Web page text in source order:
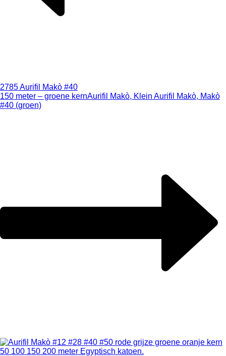
2785 Aurifil Makò #40
150 meter – groene kernAurifil Makò, Klein Aurifil Makò, Makò
#40 (groen)